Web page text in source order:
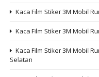
Kaca Film Stiker 3M Mobil
Kaca Film Stiker 3M Mobil
Kaca Film Stiker 3M Mobil
Selatan